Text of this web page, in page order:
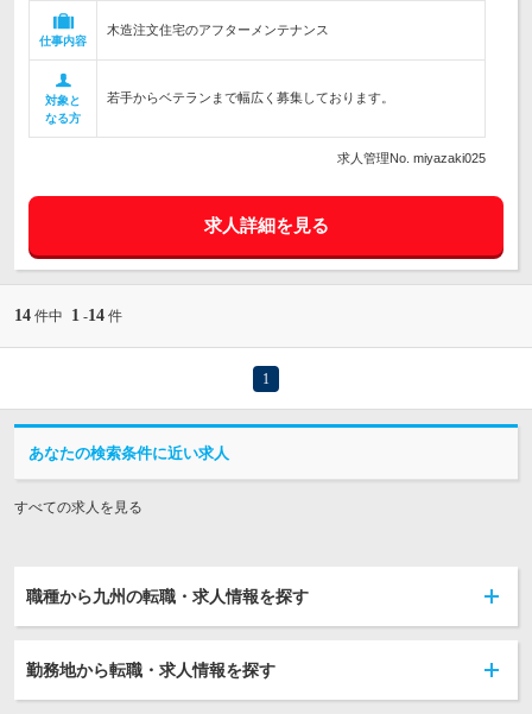
仕事内容
木造注文住宅のアフターメンテナンス
対象と
なる方
若手からベテランまで幅広く募集しております。
求人管理No. miyazaki025
求人詳細を見る
14 件中 1 -14 件
1
あなたの検索条件に近い求人
すべての求人を見る
職種から九州の転職・求人情報を探す
勤務地から転職・求人情報を探す